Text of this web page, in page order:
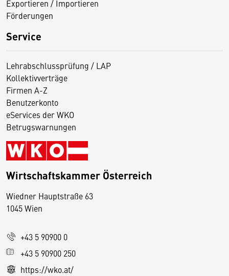
Exportieren / Importieren
Förderungen
Service
Lehrabschlussprüfung / LAP
Kollektivverträge
Firmen A-Z
Benutzerkonto
eServices der WKO
Betrugswarnungen
Wirtschaftskammer Österreich
Wiedner Hauptstraße 63
1045 Wien
+43 5 90900 0
+43 5 90900 250
https://wko.at/
D
s
e
S